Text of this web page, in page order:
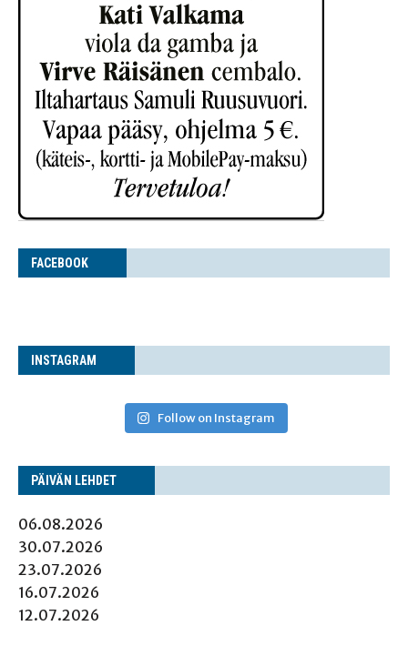
FACE­BOOK
INS­TA­GRAM
Follow on Instagram
PÄI­VÄN LEHDET
06.08.2026
30.07.2026
23.07.2026
16.07.2026
12.07.2026